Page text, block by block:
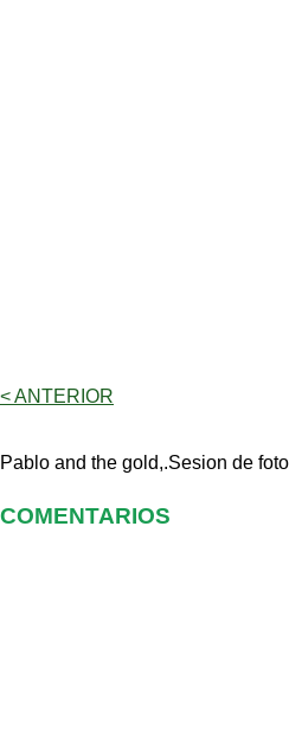
< ANTERIOR
Pablo and the gold,.Sesion de
COMENTARIOS